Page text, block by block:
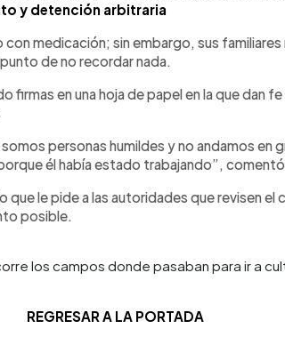
y detención arbitraria
medicación; sin embargo, sus
de no recordar nada.
firmas en una hoja de papel en la que dan fe
personas humildes y no andamos en
él había estado trabajando”, comentó
que le pide a las autoridades que revisen el
posible.
los campos donde pasaban para ir a
REGRESAR A LA PORTADA